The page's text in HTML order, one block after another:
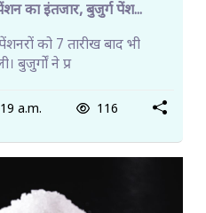
का इंतजार, बुजुर्ग पेंश...
को 7 तारीख बाद भी
बुजुर्गों ने प्र
a.m. 116